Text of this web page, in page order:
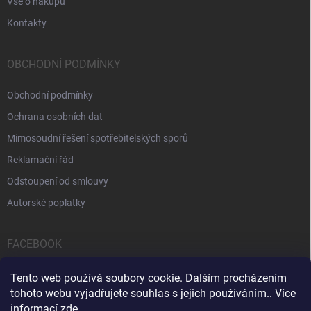
Tento web používá soubory cookie. Dalším procházením
tohoto webu vyjadřujete souhlas s jejich používáním.. Více
Kontakty
OBCHODNÍ PODMÍNKY
Obchodní podmínky
Ochrana osobních dat
Mimosoudní řešení spotřebitelských sporů
Reklamační řád
Odstoupení od smlouvy
Autorské poplatky
FACEBOOK